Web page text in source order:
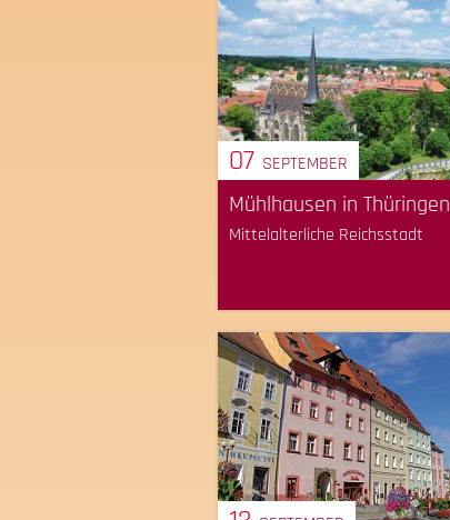
07 SEPTEMBER
Mühlhausen in Thüringen
Mittelalterliche Reichsstadt